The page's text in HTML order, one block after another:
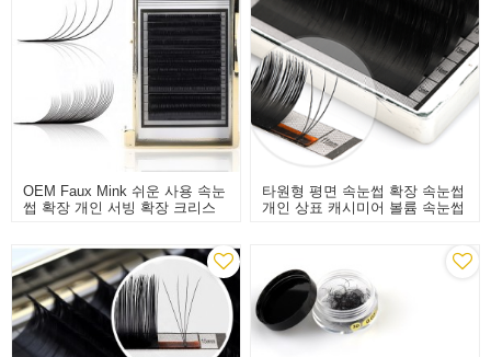
OEM Faux Mink 쉬운 사용 속눈
썹 확장 개인 서빙 확장 크리스
타원형 평면 속눈썹 확장 속눈썹
개인 상표 캐시미어 볼륨 속눈썹